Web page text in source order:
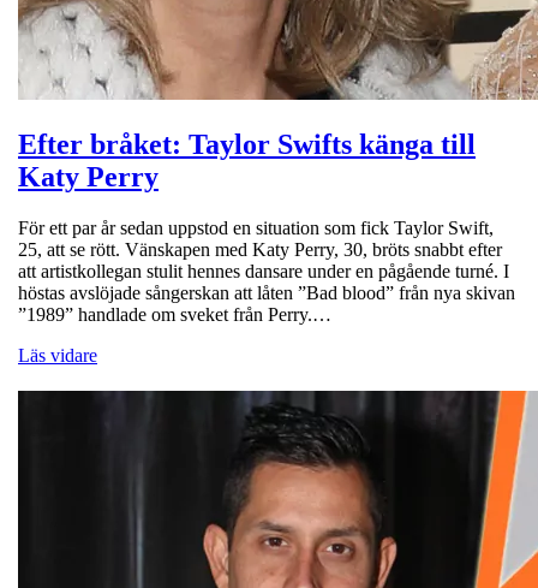
Efter bråket: Taylor Swifts känga till
Katy Perry
För ett par år sedan uppstod en situation som fick Taylor Swift,
25, att se rött. Vänskapen med Katy Perry, 30, bröts snabbt efter
att artistkollegan stulit hennes dansare under en pågående turné. I
höstas avslöjade sångerskan att låten ”Bad blood” från nya skivan
”1989” handlade om sveket från Perry.…
Läs vidare